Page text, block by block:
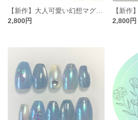
2,800円
2,800円